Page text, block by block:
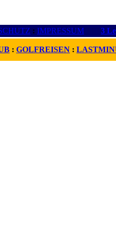
: IMPRESSUM 3
: GOLFREISEN :